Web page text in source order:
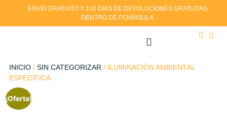
ENVÍO GRATUITO Y 100 DÍAS DE DEVOLUCIONES GRATUITAS
DENTRO DE PENÍNSULA
INICIO/ SIN CATEGORIZAR/ ILUMINACIÓN AMBIENTAL
ESPECIFICA
¡Oferta!